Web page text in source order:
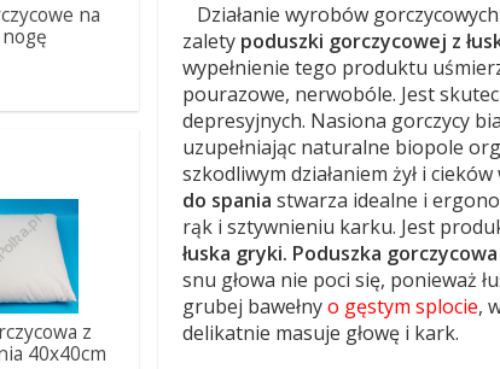
Działanie wyrobów
zalety poduszki gorczycowej z
wypełnienie tego produktu
pourazowe, nerwobóle. Jest
depresyjnych. Nasiona gorczycy
uzupełniając naturalne biopole
szkodliwym działaniem żył i
do spania stwarza idealne i
rąk i sztywnieniu karku. Jest
łuska gryki. Poduszka
snu głowa nie poci się, ponieważ
grubej bawełnyo gęstym splocie,
delikatnie masuje głowę i kark.
na
z
40x40cm